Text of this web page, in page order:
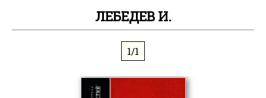
ЛЕБЕДЕВ И.
1/1